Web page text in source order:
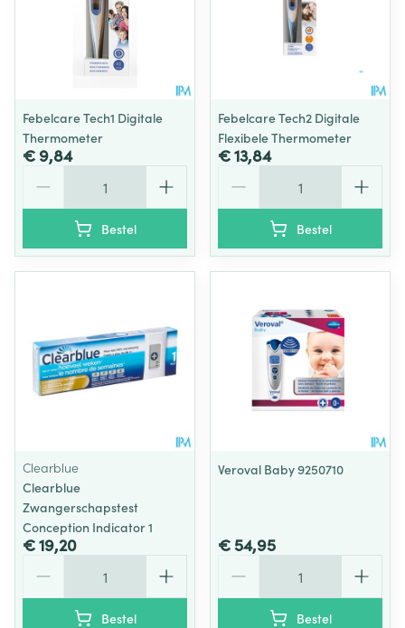
Febelcare Tech1 Digitale
Thermometer
€ 9,84
Bestel
Febelcare Tech2 Digitale
Flexibele Thermometer
€ 13,84
Bestel
Clearblue
Clearblue
Zwangerschapstest
Conception Indicator 1
€ 19,20
Bestel
Veroval Baby 9250710
€ 54,95
Bestel